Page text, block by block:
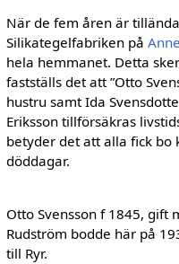
När de fem åren är
Silikategelfabriken på
hela hemmanet. Detta
fastställs det att ”Otto
hustru samt Ida
Eriksson tillförsäkras
betyder det att alla fick bo
döddagar.
Otto Svensson f 1845, gift
Rudström bodde här på
till Ryr.